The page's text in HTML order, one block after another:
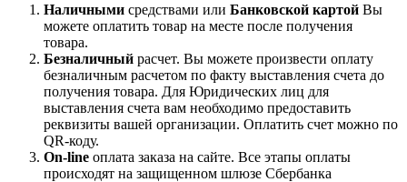
Наличными средствами или Банковской картой Вы
можете оплатить товар на месте после получения
товара.
Безналичный расчет. Вы можете произвести оплату
безналичным расчетом по факту выставления счета до
получения товара. Для Юридических лиц для
выставления счета вам необходимо предоставить
реквизиты вашей организации. Оплатить счет можно по
QR-коду.
On-line оплата заказа на сайте. Все этапы оплаты
происходят на защищенном шлюзе Сбербанка